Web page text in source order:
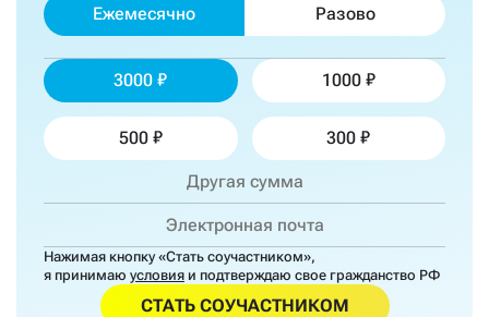
Ежемесячно Разово
3000 1000
500 300
Нажимая кнопку «Стать соучастником»,
я принимаю условия и подтверждаю свое гражданство РФ
СТАТЬ СОУЧАСТНИКОМ